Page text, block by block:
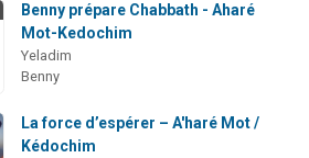
Benny prépare Chabbath - Aharé
Mot-Kedochim
Yeladim
Benny
La force d’espérer – A'haré Mot /
Kédochim